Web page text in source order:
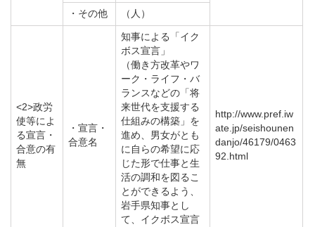
・その他 （人）
<2>政労
使等によ
る宣言・
合意の有
無
・宣言・
合意名
知事による「イク
ボス宣言」
（働き方改革やワ
ーク・ライフ・バ
ランスなどの「将
来世代を支援する
仕組みの構築」を
進め、男女がとも
に自らの希望に応
じた形で仕事と生
活の調和を図るこ
とができるよう、
岩手県知事とし
て、イクボス宣言
http://www.pref.iw
ate.jp/seishounen
danjo/46179/0463
92.html